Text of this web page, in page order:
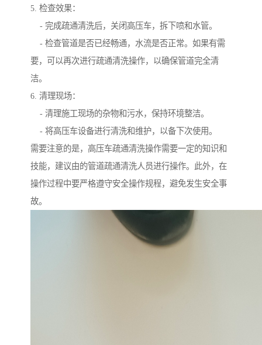
5. 检查效果：
- 完成疏通清洗后，关闭高压车，拆下喷和水管。
- 检查管道是否已经畅通，水流是否正常。如果有需
要，可以再次进行疏通清洗操作，以确保管道完全清
洁。
6. 清理现场：
- 清理施工现场的杂物和污水，保持环境整洁。
- 将高压车设备进行清洗和维护，以备下次使用。
需要注意的是，高压车疏通清洗操作需要一定的知识和
技能，建议由的管道疏通清洗人员进行操作。此外，在
操作过程中要严格遵守安全操作规程，避免发生安全事
故。